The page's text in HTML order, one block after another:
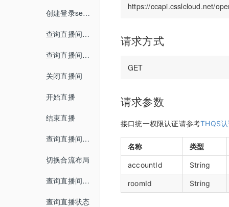
开发者中心
密钥管理
回调配置
用量统计
服务概览
流量统计
空间统计
音频转写
回放重制
音视频设置
状态监控
教室功能介绍 创建登录sessionId
查询直播间登录链接
查询直播间自动登录链接
关闭直播间
开始直播
结束直播
查询直播间列表
切换合流布局
查询直播间人员列表
查询直播状态
请求方式
请求参数
接口统一权限认证请参考THQS
名称 类型
accountId String
roomId String